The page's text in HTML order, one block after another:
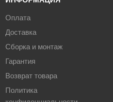
Оплата
Доставка
Сборка и монтаж
Гарантия
Возврат товара
Политика